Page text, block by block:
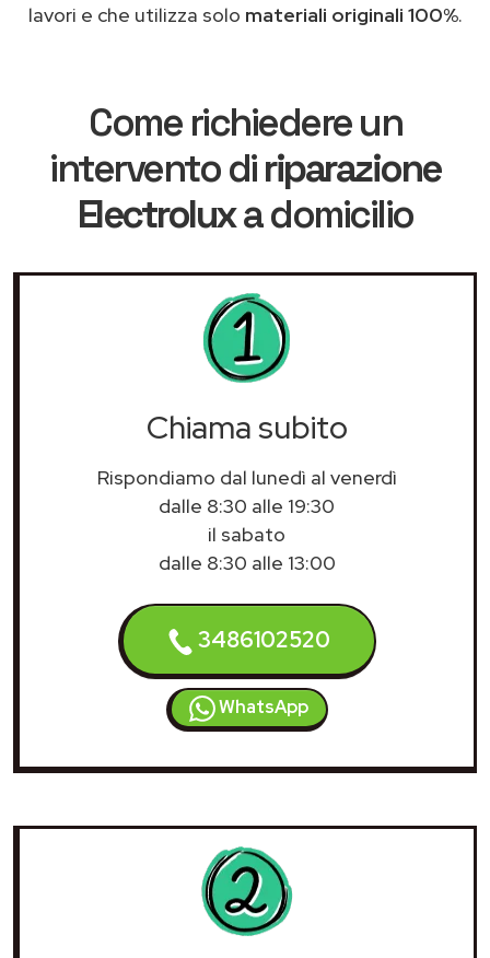
lavori e che utilizza solo materiali originali 100%.
Come richiedere un
intervento diriparazione
Electroluxa domicilio
Chiama subito
Rispondiamo dal lunedì al venerdì
dalle 8:30 alle 19:30
il sabato
dalle 8:30 alle 13:00
3486102520
WhatsApp